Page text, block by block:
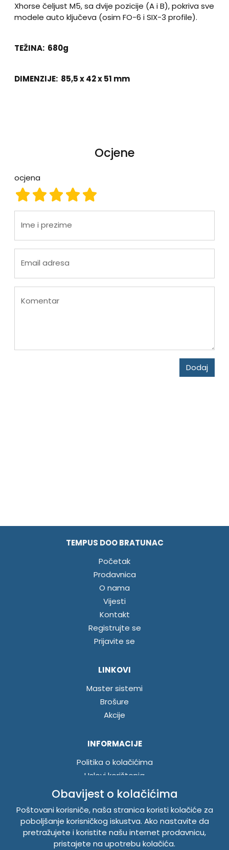
Xhorse čeljust M5, sa dvije pozicije (A i B), pokriva sve
modele auto ključeva (osim FO-6 i SIX-3 profile).
TEŽINA: 680g
DIMENZIJE: 85,5 x 42 x 51 mm
Ocjene
ocjena
ocjena 5
ocjena 4
ocjena 3
ocjena 2
ocjena 1
Ime i prezime
Email adresa
Komentar
Dodaj
TEMPUS DOO BRATUNAC
Početak
Prodavnica
O nama
Vijesti
Kontakt
Registrujte se
Prijavite se
LINKOVI
Master sistemi
Brošure
Akcije
INFORMACIJE
Politika o kolačićima
Uslovi korištenja
Politika privatnosti
TEMPUS DOO BRATUNAC
Svetog Save bb, 75420 Bratunac, Bosna i Hercegovina
Obavijest o kolačićima
Poštovani korisniče, naša stranica koristi kolačiće za
poboljšanje korisničkog iskustva. Ako nastavite da
pretražujete i koristite našu internet prodavnicu,
pristajete na upotrebu kolačića.